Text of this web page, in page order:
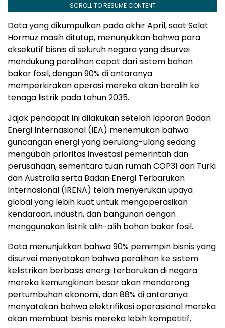
SCROLL TO RESUME CONTENT
Data yang dikumpulkan pada akhir April, saat Selat
Hormuz masih ditutup, menunjukkan bahwa para
eksekutif bisnis di seluruh negara yang disurvei
mendukung peralihan cepat dari sistem bahan
bakar fosil, dengan 90% di antaranya
memperkirakan operasi mereka akan beralih ke
tenaga listrik pada tahun 2035.
Jajak pendapat ini dilakukan setelah laporan Badan
Energi Internasional (IEA) menemukan bahwa
guncangan energi yang berulang-ulang sedang
mengubah prioritas investasi pemerintah dan
perusahaan, sementara tuan rumah COP31 dari Turki
dan Australia serta Badan Energi Terbarukan
Internasional (IRENA) telah menyerukan upaya
global yang lebih kuat untuk mengoperasikan
kendaraan, industri, dan bangunan dengan
menggunakan listrik alih-alih bahan bakar fosil.
Data menunjukkan bahwa 90% pemimpin bisnis yang
disurvei menyatakan bahwa peralihan ke sistem
kelistrikan berbasis energi terbarukan di negara
mereka kemungkinan besar akan mendorong
pertumbuhan ekonomi, dan 88% di antaranya
menyatakan bahwa elektrifikasi operasional mereka
akan membuat bisnis mereka lebih kompetitif.